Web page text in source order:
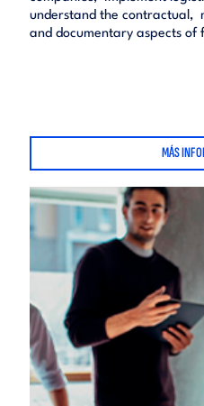
understand the contractual,
and documentary aspects of
MÁS